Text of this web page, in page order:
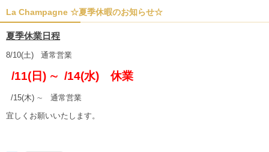
La Champagne ☆夏季休暇のお知らせ☆
夏季休業日程
8/10(土) 通常営業
/11(日) ∼ /14(水) 休業
/15(木) ∼ 通常営業
宜しくお願いいたします。